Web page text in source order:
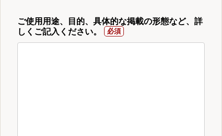
ご使用用途、目的、具体的な掲載の形態など、詳
しくご記入ください。